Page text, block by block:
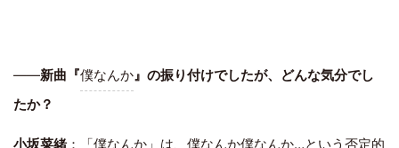
――新曲『僕なんか』の振り付けでしたが、どんな気分でし
たか？
小坂菜緒：「僕なんか」は、僕なんか僕なんか…という否定的